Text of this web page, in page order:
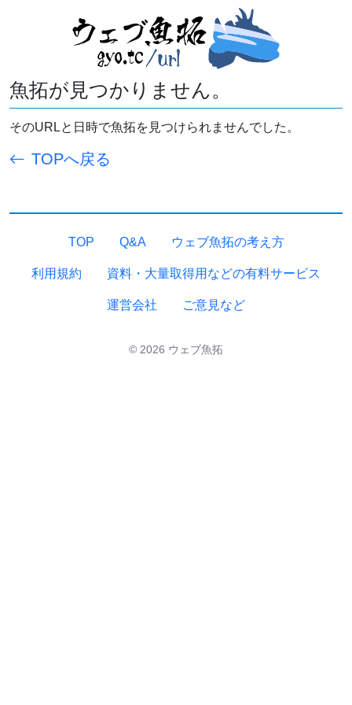
魚拓が見つかりません。
そのURLと日時で魚拓を見つけられませんでした。
TOPへ戻る
TOP Q&A ウェブ魚拓の考え方
利用規約 資料・大量取得用などの有料サービス
運営会社 ご意見など
© 2026 ウェブ魚拓